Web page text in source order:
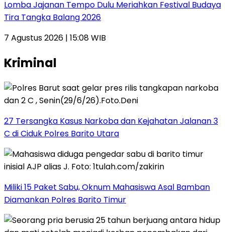
Lomba Jajanan Tempo Dulu Meriahkan Festival Budaya
Tira Tangka Balang 2026
7 Agustus 2026 | 15:08 WIB
Kriminal
27 Tersangka Kasus Narkoba dan Kejahatan Jalanan 3
C di Ciduk Polres Barito Utara
Miliki 15 Paket Sabu, Oknum Mahasiswa Asal Bamban
Diamankan Polres Barito Timur